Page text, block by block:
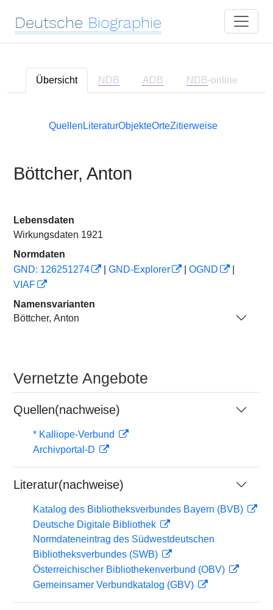
Deutsche Biographie
Übersicht NDB ADB NDB-online
Quellen LiteraturObjekteOrteZitierweise
Böttcher, Anton
Lebensdaten
Wirkungsdaten 1921
Normdaten
GND: 126251274
GND-Explorer OGND
VIAF
Namensvarianten
Böttcher, Anton
Vernetzte Angebote
Quellen(nachweise)
* Kalliope-Verbund
Archivportal-D
Literatur(nachweise)
Katalog des Bibliotheksverbundes Bayern (BVB)
Deutsche Digitale Bibliothek
Normdateneintrag des Südwestdeutschen
Bibliotheksverbundes (SWB)
Österreichischer Bibliothekenverbund (OBV)
Gemeinsamer Verbundkatalog (GBV)